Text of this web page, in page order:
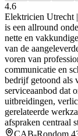
4.6
Elektricien Utrecht
is een allround
nette en
van de
voren van
communicatie en
bedrijf getoond als
serviceaanbod dat
uitbreidingen,
gerelateerde
afspraken centraal
CAB-Rondom